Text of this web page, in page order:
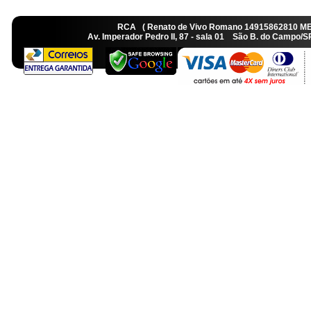
RCA ( Renato de Vivo Romano
Av. Imperador Pedro II, 87 - sala 01 São B. do